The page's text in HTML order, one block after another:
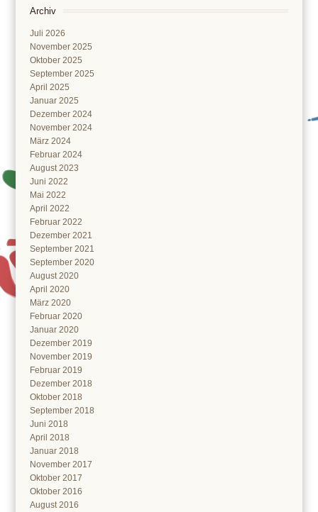
Archiv
Juli 2026
November 2025
Oktober 2025
September 2025
April 2025
Januar 2025
Dezember 2024
November 2024
März 2024
Februar 2024
August 2023
Juni 2022
Mai 2022
April 2022
Februar 2022
Dezember 2021
September 2021
September 2020
August 2020
April 2020
März 2020
Februar 2020
Januar 2020
Dezember 2019
November 2019
Februar 2019
Dezember 2018
Oktober 2018
September 2018
Juni 2018
April 2018
Januar 2018
November 2017
Oktober 2017
Oktober 2016
August 2016